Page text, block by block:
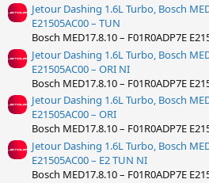
Jetour Dashing 1.6L Turbo, Bosch
E21505AC00 – TUN
Bosch MED17.8.10 – F01R0ADP7E
Jetour Dashing 1.6L Turbo, Bosch
E21505AC00 – ORI NI
Bosch MED17.8.10 – F01R0ADP7E
Jetour Dashing 1.6L Turbo, Bosch
E21505AC00 – ORI
Bosch MED17.8.10 – F01R0ADP7E
Jetour Dashing 1.6L Turbo, Bosch
E21505AC00 – E2 TUN NI
Bosch MED17.8.10 – F01R0ADP7E